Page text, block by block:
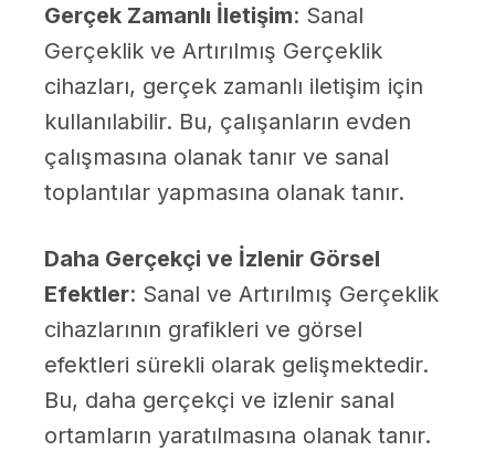
Gerçek Zamanlı İletişim: Sanal
Gerçeklik ve Artırılmış Gerçeklik
cihazları, gerçek zamanlı iletişim için
kullanılabilir. Bu, çalışanların evden
çalışmasına olanak tanır ve sanal
toplantılar yapmasına olanak tanır.
Daha Gerçekçi ve İzlenir Görsel
Efektler: Sanal ve Artırılmış Gerçeklik
cihazlarının grafikleri ve görsel
efektleri sürekli olarak gelişmektedir.
Bu, daha gerçekçi ve izlenir sanal
ortamların yaratılmasına olanak tanır.